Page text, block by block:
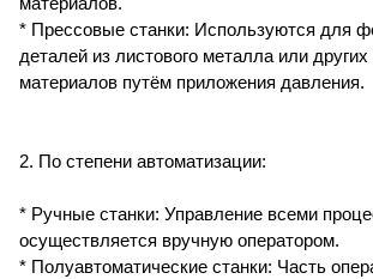
* Прессовые станки: Используются для
деталей из листового металла или
материалов путём приложения давления.
2. По степени автоматизации:
* Ручные станки: Управление всеми
осуществляется вручную оператором.
* Полуавтоматические станки: Часть